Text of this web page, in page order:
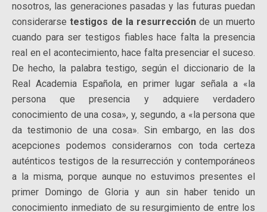
nosotros, las generaciones pasadas y las futuras puedan
considerarsetestigos de la resurrecciónde un muerto
cuando para ser testigos fiables hace falta la presencia
real en el acontecimiento, hace falta presenciar el suceso.
De hecho, la palabra testigo, según el diccionario de la
Real Academia Española, en primer lugar señala a «la
persona que presencia y adquiere verdadero
conocimiento de una cosa», y, segundo, a «la persona que
da testimonio de una cosa». Sin embargo, en las dos
acepciones podemos considerarnos con toda certeza
auténticos testigos de la resurrección y contemporáneos
a la misma, porque aunque no estuvimos presentes el
primer Domingo de Gloria y aun sin haber tenido un
conocimiento inmediato de su resurgimiento de entre los